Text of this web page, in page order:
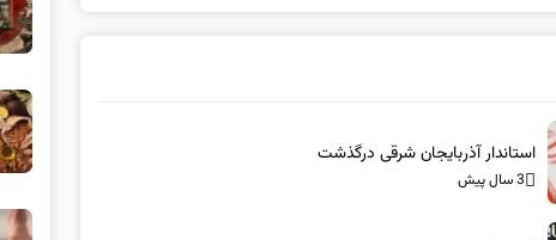
استاندار آذربایجان شرقی درگذشت
3 سال پیش